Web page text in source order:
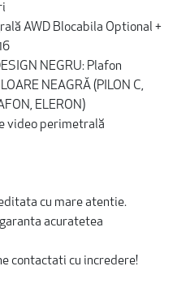
AWD Blocabila Optional +
NEGRU: Plafon
NEAGRĂ (PILON C,
ELERON)
video perimetrală
cu mare atentie.
acuratetea
contactati cu incredere!